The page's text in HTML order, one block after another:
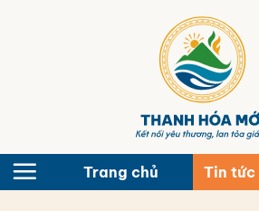
Trang chủ Tin tức